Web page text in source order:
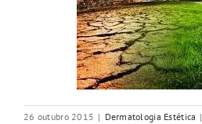
26 outubro 2015 | Dermatologia Estética |